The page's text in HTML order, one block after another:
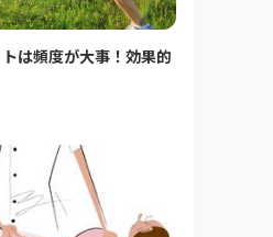
は頻度が大事！効果的